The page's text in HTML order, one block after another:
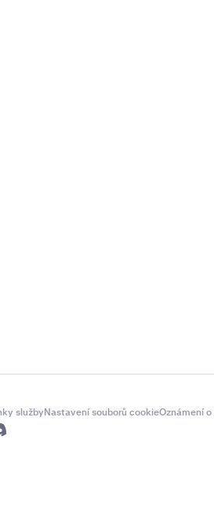
službyNastavení souborů cookieOznámení